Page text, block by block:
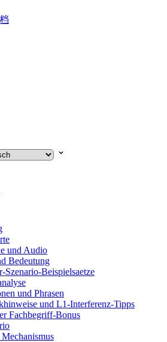
und Audio
Bedeutung
Szenario-Beispielsaetze
und Phrasen
und L1-Interferenz-Tipps
Fachbegriff-Bonus